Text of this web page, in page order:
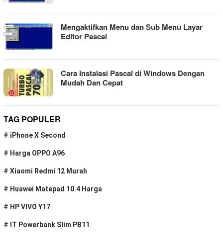
Mengaktifkan Menu dan Sub Menu Layar
Editor Pascal
Cara Instalasi Pascal di Windows Dengan
Mudah Dan Cepat
TAG POPULER
# iPhone X Second
# Harga OPPO A96
# Xiaomi Redmi 12 Murah
# Huawei Matepad 10.4 Harga
# HP VIVO Y17
# IT Powerbank Slim PB11